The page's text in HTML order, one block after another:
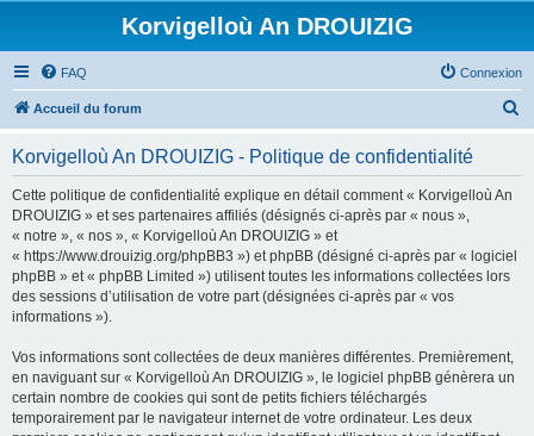
Korvigelloù An DROUIZIG
FAQ Connexion
Accueil du forum
Korvigelloù An DROUIZIG - Politique de confidentialité
Cette politique de confidentialité explique en détail comment « Korvigelloù An
DROUIZIG » et ses partenaires affiliés (désignés ci-après par « nous »,
« notre », « nos », « Korvigelloù An DROUIZIG » et
« https://www.drouizig.org/phpBB3 ») et phpBB (désigné ci-après par « logiciel
phpBB » et « phpBB Limited ») utilisent toutes les informations collectées lors
des sessions d’utilisation de votre part (désignées ci-après par « vos
informations »).
Vos informations sont collectées de deux manières différentes. Premièrement,
en naviguant sur « Korvigelloù An DROUIZIG », le logiciel phpBB génèrera un
certain nombre de cookies qui sont de petits fichiers téléchargés
temporairement par le navigateur internet de votre ordinateur. Les deux